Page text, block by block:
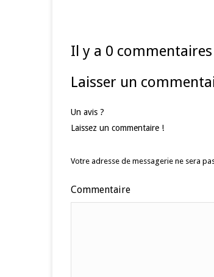
Il y a 0 commentaires
Laisser un
Un avis ?
Laissez un commentaire !
Votre adresse de messagerie ne sera
Commentaire